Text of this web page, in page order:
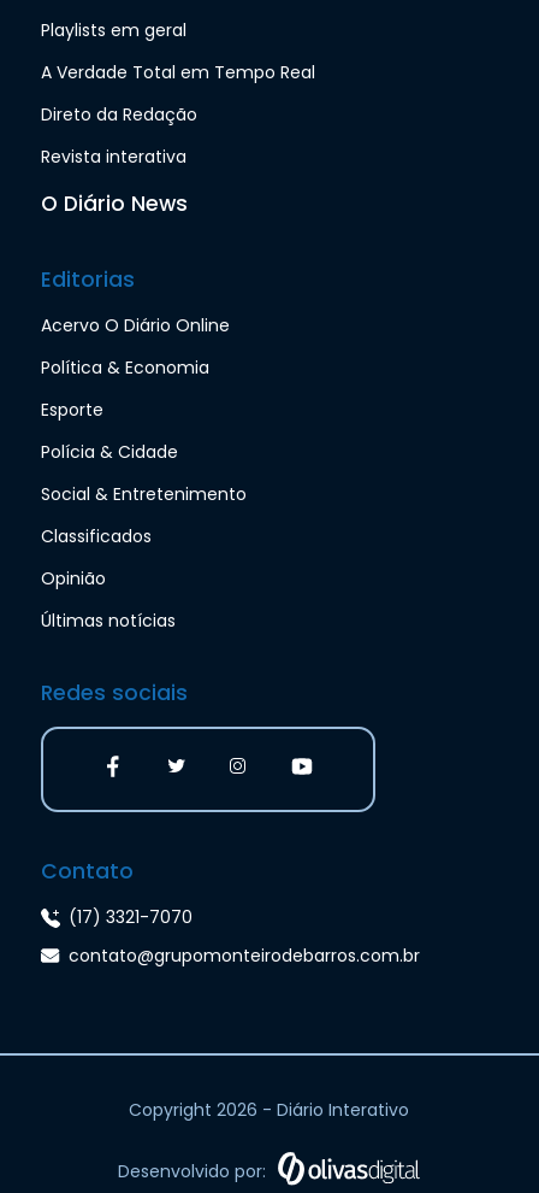
Playlists em geral
A Verdade Total em Tempo Real
Direto da Redação
Revista interativa
O Diário News
Editorias
Acervo O Diário Online
Política & Economia
Esporte
Polícia & Cidade
Social & Entretenimento
Classificados
Opinião
Últimas notícias
Redes sociais
Contato
(17) 3321-7070
contato@grupomonteirodebarros.com.br
Copyright 2026 - Diário Interativo
Desenvolvido por: